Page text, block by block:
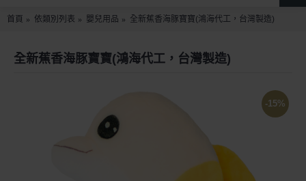
首頁 依類別列表 嬰兒用品 全新蕉香海豚寶寶(鴻海代工，台灣製造)
全新蕉香海豚寶寶(鴻海代工，台灣製造)
-15%